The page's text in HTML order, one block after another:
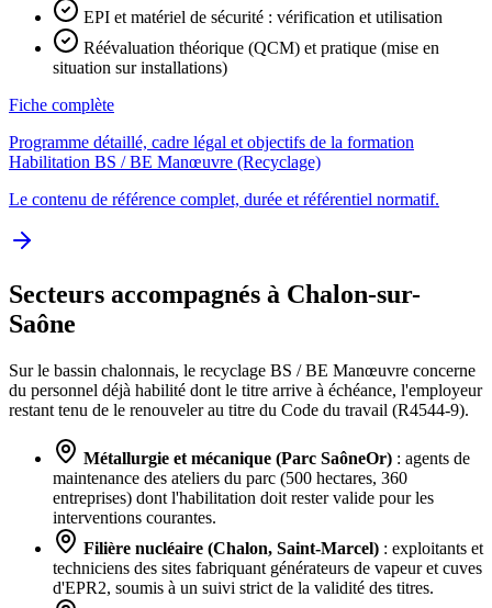
EPI et matériel de sécurité : vérification et utilisation
Réévaluation théorique (QCM) et pratique (mise en
situation sur installations)
Fiche complète
Programme détaillé, cadre légal et objectifs de la formation
Habilitation BS / BE Manœuvre (Recyclage)
Le contenu de référence complet, durée et référentiel normatif.
Secteurs accompagnés à Chalon-sur-
Saône
Sur le bassin chalonnais, le recyclage BS / BE Manœuvre concerne
du personnel déjà habilité dont le titre arrive à échéance, l'employeur
restant tenu de le renouveler au titre du Code du travail (R4544-9).
Métallurgie et mécanique (Parc SaôneOr) : agents de
maintenance des ateliers du parc (500 hectares, 360
entreprises) dont l'habilitation doit rester valide pour les
interventions courantes.
Filière nucléaire (Chalon, Saint-Marcel) : exploitants et
techniciens des sites fabriquant générateurs de vapeur et cuves
d'EPR2, soumis à un suivi strict de la validité des titres.